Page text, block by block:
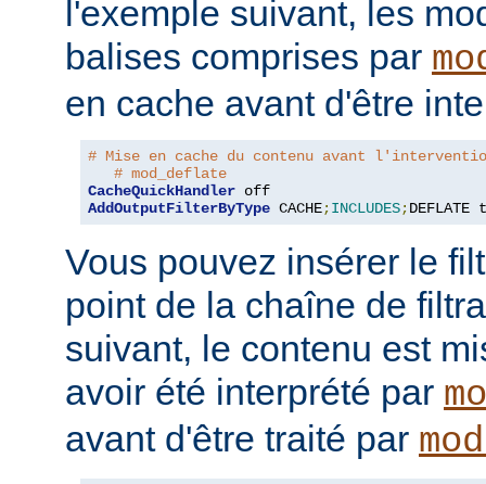
l'exemple suivant, les
balises comprises par
en cache avant d'être
# Mise en cache du contenu avant
# mod_deflate
CacheQuickHandler
AddOutputFilterByType CACHE;INCLUDES;DEFLATE
Vous pouvez insérer le
point de la chaîne de
suivant, le contenu est
avoir été interprété par
avant d'être traité par